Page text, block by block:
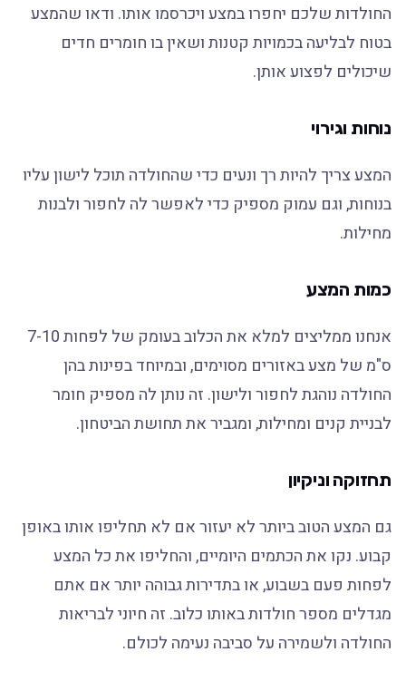
החולדות שלכם יחפרו במצע ויכרסמו אותו. ודאו שהמצע
בטוח לבליעה בכמויות קטנות ושאין בו חומרים חדים
שיכולים לפצוע אותן.
נוחות וגירוי
המצע צריך להיות רך ונעים כדי שהחולדה תוכל לישון עליו
בנוחות, וגם עמוק מספיק כדי לאפשר לה לחפור ולבנות
מחילות.
כמות המצע
אנחנו ממליצים למלא את הכלוב בעומק של לפחות 7-10
ס"מ של מצע באזורים מסוימים, ובמיוחד בפינות בהן
החולדה נוהגת לחפור ולישון. זה נותן לה מספיק חומר
לבניית קנים ומחילות, ומגביר את תחושת הביטחון.
תחזוקה וניקיון
גם המצע הטוב ביותר לא יעזור אם לא תחליפו אותו באופן
קבוע. נקו את הכתמים היומיים, והחליפו את כל המצע
לפחות פעם בשבוע, או בתדירות גבוהה יותר אם אתם
מגדלים מספר חולדות באותו כלוב. זה חיוני לבריאות
החולדה ולשמירה על סביבה נעימה לכולם.